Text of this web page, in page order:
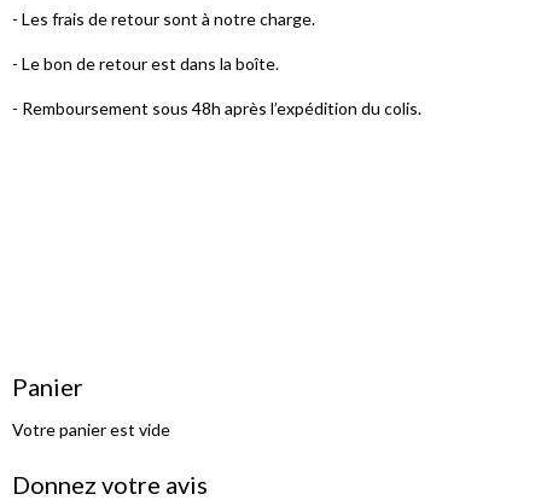
- Les frais de retour sont à notre charge.
- Le bon de retour est dans la boîte.
- Remboursement sous 48h après l’expédition du colis.
Panier
Votre panier est vide
Donnez votre avis